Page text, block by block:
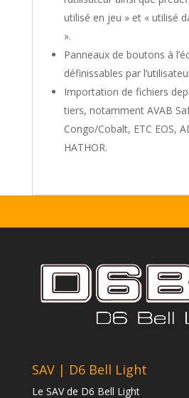
utilisé en jeu » et « utilisé
».
Panneaux de boutons à
définissables par
Importation de fichiers
tiers, notamment AVAB
Congo/Cobalt, ETC EOS,
HATHOR.
SAV | D6 Bell Light
Le SAV de D6 Bell Light